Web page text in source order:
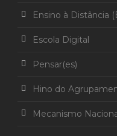
Ensino à Distância
Escola Digital
Pensar(es)
Hino do
Mecanismo